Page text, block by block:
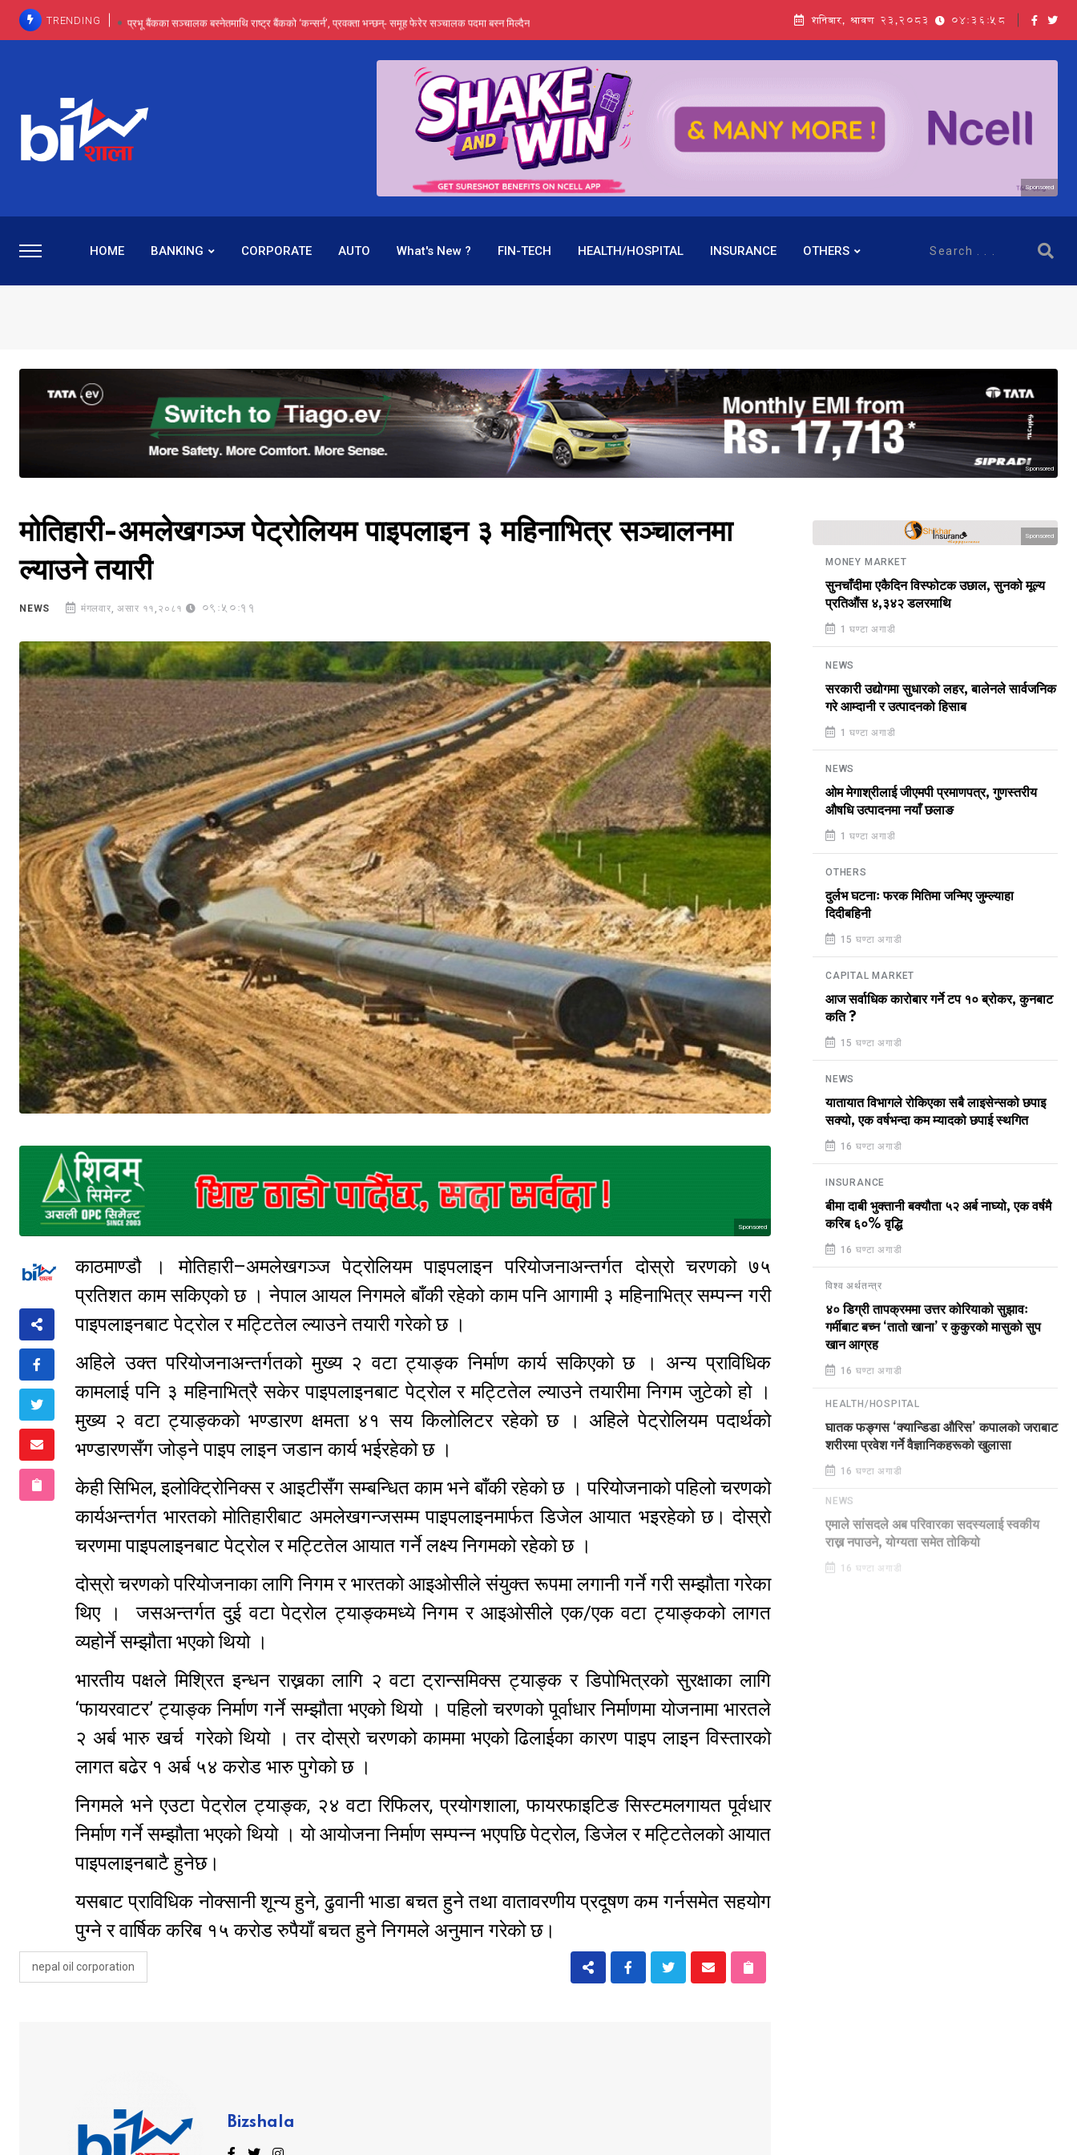
TRENDING प्रभू बैंकका सञ्चालक बस्नेतमाथि राष्ट्र बैंकको ‘कन्सर्न’, प्रवक्ता भन्छन्- समूह फेरेर सञ्चालक पदमा बस्न मिल्दैन
प्रभू बैंकमा सेञ्चुरीबाट आएका कर्मचारीमाथि हदैसम्मको विभेदः एउटै पदमा दुई थरि तलब, वर्षमै ९२ हजार घाटा !
कमाइमा गरिमाको दमदार छलाङ, सेयरधनीलाई २० प्रतिशत लाभांश दिने क्षमता
प्रभु बैंकमा रमिता : सर्वसाधारणबाट छिरेका बस्नेत संस्थापक बनेर निरन्तर, राष्ट्र बैंक किन मौन ?
शनिबार, श्रावण २३,२०८३ 04:36:59
Sponsored
HOME BANKING CORPORATE AUTO What's New ? FIN-TECH HEALTH/HOSPITAL INSURANCE OTHERS
Sponsored
मोतिहारी-अमलेखगञ्ज पेट्रोलियम पाइपलाइन ३ महिनाभित्र सञ्चालनमा
ल्याउने तयारी
NEWS मंगलवार, असार ११,२०८१ 09:50:11
Sponsored
काठमाण्डौ । मोतिहारी–अमलेखगञ्ज पेट्रोलियम पाइपलाइन परियोजनाअन्तर्गत दोस्रो चरणको ७५
प्रतिशत काम सकिएको छ । नेपाल आयल निगमले बाँकी रहेको काम पनि आगामी ३ महिनाभित्र सम्पन्न गरी
पाइपलाइनबाट पेट्रोल र मट्टितेल ल्याउने तयारी गरेको छ ।
अहिले उक्त परियोजनाअन्तर्गतको मुख्य २ वटा ट्याङ्क निर्माण कार्य सकिएको छ । अन्य प्राविधिक
कामलाई पनि ३ महिनाभित्रै सकेर पाइपलाइनबाट पेट्रोल र मट्टितेल ल्याउने तयारीमा निगम जुटेको हो ।
मुख्य २ वटा ट्याङ्कको भण्डारण क्षमता ४१ सय किलोलिटर रहेको छ । अहिले पेट्रोलियम पदार्थको
भण्डारणसँग जोड्ने पाइप लाइन जडान कार्य भईरहेको छ ।
केही सिभिल, इलोक्ट्रिोनिक्स र आइटीसँग सम्बन्धित काम भने बाँकी रहेको छ । परियोजनाको पहिलो चरणको
कार्यअन्तर्गत भारतको मोतिहारीबाट अमलेखगन्जसम्म पाइपलाइनमार्फत डिजेल आयात भइरहेको छ। दोस्रो
चरणमा पाइपलाइनबाट पेट्रोल र मट्टितेल आयात गर्ने लक्ष्य निगमको रहेको छ ।
दोस्रो चरणको परियोजनाका लागि निगम र भारतको आइओसीले संयुक्त रूपमा लगानी गर्ने गरी सम्झौता गरेका
थिए । जसअन्तर्गत दुई वटा पेट्रोल ट्याङ्कमध्ये निगम र आइओसीले एक/एक वटा ट्याङ्कको लागत
व्यहोर्ने सम्झौता भएको थियो ।
भारतीय पक्षले मिश्रित इन्धन राख्नका लागि २ वटा ट्रान्समिक्स ट्याङ्क र डिपोभित्रको सुरक्षाका लागि
‘फायरवाटर’ ट्याङ्क निर्माण गर्ने सम्झौता भएको थियो । पहिलो चरणको पूर्वाधार निर्माणमा योजनामा भारतले
२ अर्ब भारु खर्च गरेको थियो । तर दोस्रो चरणको काममा भएको ढिलाईका कारण पाइप लाइन विस्तारको
लागत बढेर १ अर्ब ५४ करोड भारु पुगेको छ ।
निगमले भने एउटा पेट्रोल ट्याङ्क, २४ वटा रिफिलर, प्रयोगशाला, फायरफाइटिङ सिस्टमलगायत पूर्वधार
निर्माण गर्ने सम्झौता भएको थियो । यो आयोजना निर्माण सम्पन्न भएपछि पेट्रोल, डिजेल र मट्टितेलको आयात
पाइपलाइनबाटै हुनेछ।
यसबाट प्राविधिक नोक्सानी शून्य हुने, ढुवानी भाडा बचत हुने तथा वातावरणीय प्रदूषण कम गर्नसमेत सहयोग
पुग्ने र वार्षिक करिब १५ करोड रुपैयाँ बचत हुने निगमले अनुमान गरेको छ।
nepal oil corporation
Bizshala
Sponsored
MONEY MARKET
सुनचाँदीमा एकैदिन विस्फोटक उछाल, सुनको मूल्य
प्रतिऔंस ४,३४२ डलरमाथि
1 घण्टा अगाडी
NEWS
सरकारी उद्योगमा सुधारको लहर, बालेनले सार्वजनिक
गरे आम्दानी र उत्पादनको हिसाब
1 घण्टा अगाडी
NEWS
ओम मेगाश्रीलाई जीएमपी प्रमाणपत्र, गुणस्तरीय
औषधि उत्पादनमा नयाँ छलाङ
1 घण्टा अगाडी
OTHERS
दुर्लभ घटनाः फरक मितिमा जन्मिए जुम्ल्याहा
दिदीबहिनी
15 घण्टा अगाडी
CAPITAL MARKET
आज सर्वाधिक कारोबार गर्ने टप १० ब्रोकर, कुनबाट
कति ?
15 घण्टा अगाडी
NEWS
यातायात विभागले रोकिएका सबै लाइसेन्सको छपाइ
सक्यो, एक वर्षभन्दा कम म्यादको छपाई स्थगित
16 घण्टा अगाडी
INSURANCE
बीमा दाबी भुक्तानी बक्यौता ५२ अर्ब नाघ्यो, एक वर्षमै
करिब ६०% वृद्धि
16 घण्टा अगाडी
विश्व अर्थतन्त्र
४० डिग्री तापक्रममा उत्तर कोरियाको सुझावः
गर्मीबाट बच्न ‘तातो खाना’ र कुकुरको मासुको सुप
खान आग्रह
16 घण्टा अगाडी
HEALTH/HOSPITAL
घातक फङ्गस ‘क्यान्डिडा औरिस’ कपालको जराबाट
शरीरमा प्रवेश गर्ने वैज्ञानिकहरूको खुलासा
16 घण्टा अगाडी
एमाले सांसदले अब परिवारका सदस्यलाई स्वकीय
राख्न नपाउने, योग्यता समेत तोकियो